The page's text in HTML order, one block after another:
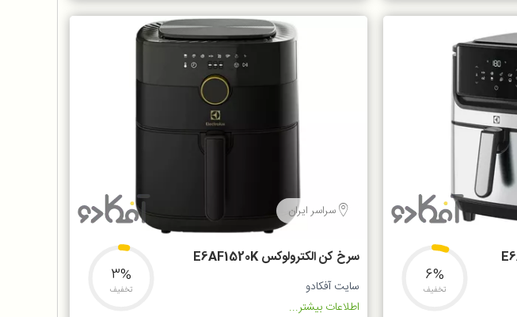
6%
تخفیف
سراسر ایران
سرخ کن الکترولوکس E6AF1520K
سایت آفکادو
اطلاعات بیشتر...
3%
تخفیف